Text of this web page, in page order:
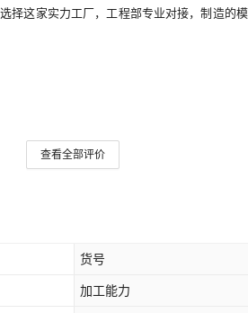
这家实力工厂，工程部专业对接，制造
查看全部评价
货号
加工能力